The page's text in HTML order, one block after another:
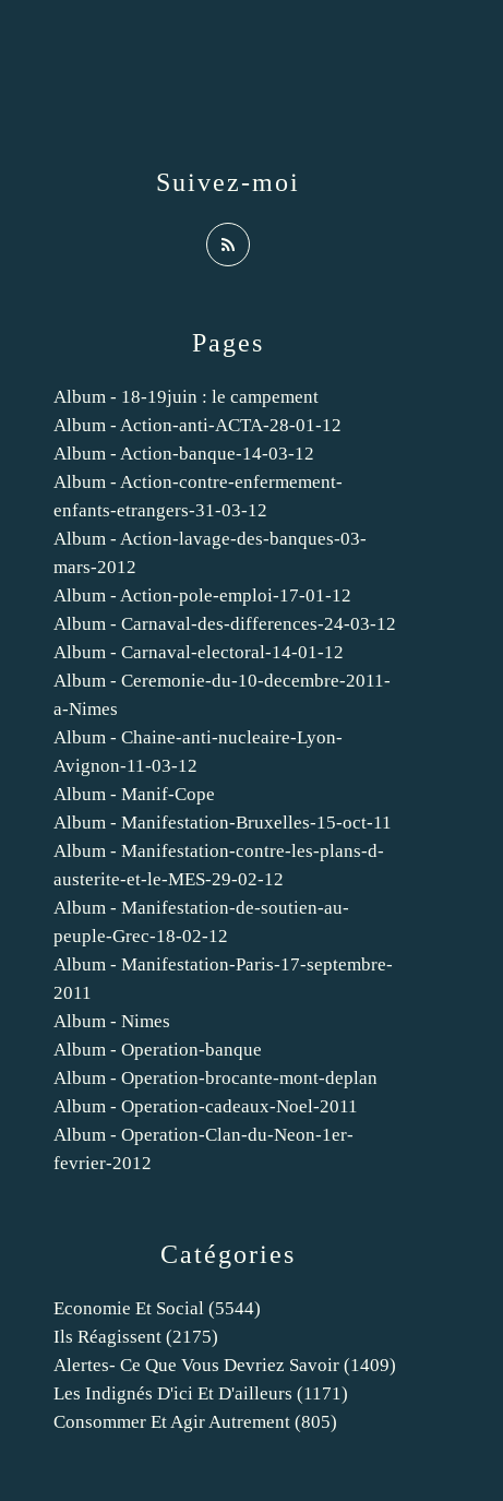
Catégories
Economie Et Social (5544)
Ils Réagissent (2175)
Alertes- Ce Que Vous Devriez Savoir (1409)
Les Indignés D'ici Et D'ailleurs (1171)
Consommer Et Agir Autrement (805)
Pages
Album - 18-19juin : le campement
Album - Action-anti-ACTA-28-01-12
Album - Action-banque-14-03-12
Album - Action-contre-enfermement-
enfants-etrangers-31-03-12
Album - Action-lavage-des-banques-03-
mars-2012
Album - Action-pole-emploi-17-01-12
Album - Carnaval-des-differences-24-03-12
Album - Carnaval-electoral-14-01-12
Album - Ceremonie-du-10-decembre-2011-
a-Nimes
Album - Chaine-anti-nucleaire-Lyon-
Avignon-11-03-12
Album - Manif-Cope
Album - Manifestation-Bruxelles-15-oct-11
Album - Manifestation-contre-les-plans-d-
austerite-et-le-MES-29-02-12
Album - Manifestation-de-soutien-au-
peuple-Grec-18-02-12
Album - Manifestation-Paris-17-septembre-
2011
Album - Nimes
Album - Operation-banque
Album - Operation-brocante-mont-deplan
Album - Operation-cadeaux-Noel-2011
Album - Operation-Clan-du-Neon-1er-
fevrier-2012
Suivez-moi